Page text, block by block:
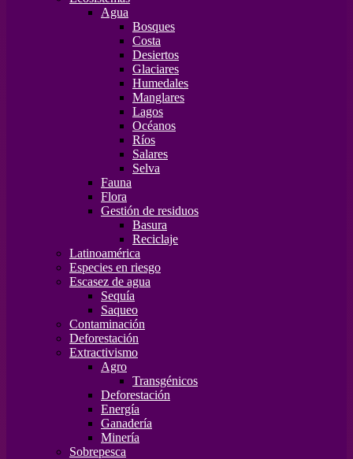
Agua
Bosques
Costa
Desiertos
Glaciares
Humedales
Manglares
Lagos
Océanos
Ríos
Salares
Selva
Fauna
Flora
Gestión de residuos
Basura
Reciclaje
Latinoamérica
Especies en riesgo
Escasez de agua
Sequía
Saqueo
Contaminación
Deforestación
Extractivismo
Agro
Transgénicos
Deforestación
Energía
Ganadería
Minería
Sobrepesca